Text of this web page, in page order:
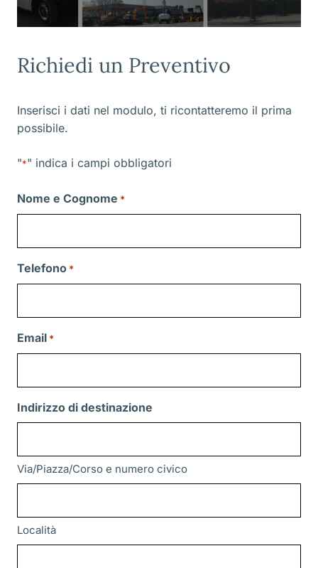
Richiedi un Preventivo
Inserisci i dati nel modulo, ti ricontatteremo il prima
possibile.
"*" indica i campi obbligatori
Nome e Cognome *
Telefono *
Email *
Indirizzo di destinazione
Via/Piazza/Corso e numero civico
Località